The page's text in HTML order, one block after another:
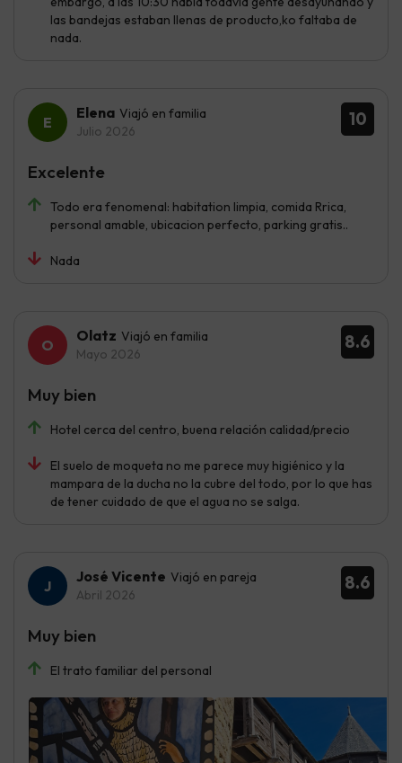
las bandejas estaban llenas de producto,ko faltaba de
nada.
10
Elena Viajó en familia
Julio 2026
Todo era fenomenal: habitation limpia, comida Rrica,
personal amable, ubicacion perfecto, parking gratis..
Nada
Excelente
8.6
Olatz Viajó en familia
Mayo 2026
Hotel cerca del centro, buena relación calidad/precio
El suelo de moqueta no me parece muy higiénico y la
mampara de la ducha no la cubre del todo, por lo que has
de tener cuidado de que el agua no se salga.
Muy bien
8.6
José Vicente Viajó en pareja
Abril 2026
El trato familiar del personal
Muy bien